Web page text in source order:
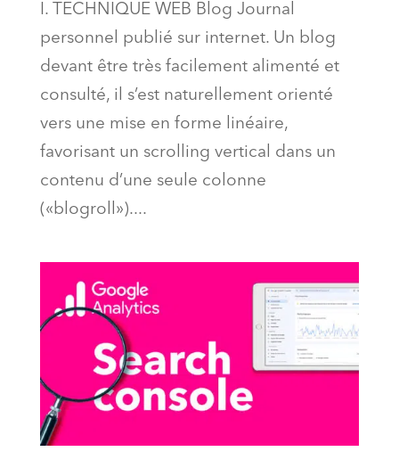
I. TECHNIQUE WEB Blog Journal
personnel publié sur internet. Un blog
devant être très facilement alimenté et
consulté, il s’est naturellement orienté
vers une mise en forme linéaire,
favorisant un scrolling vertical dans un
contenu d’une seule colonne
(«blogroll»)....